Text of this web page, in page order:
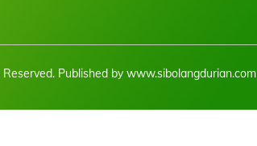
Published by www.sibolangdurian.com